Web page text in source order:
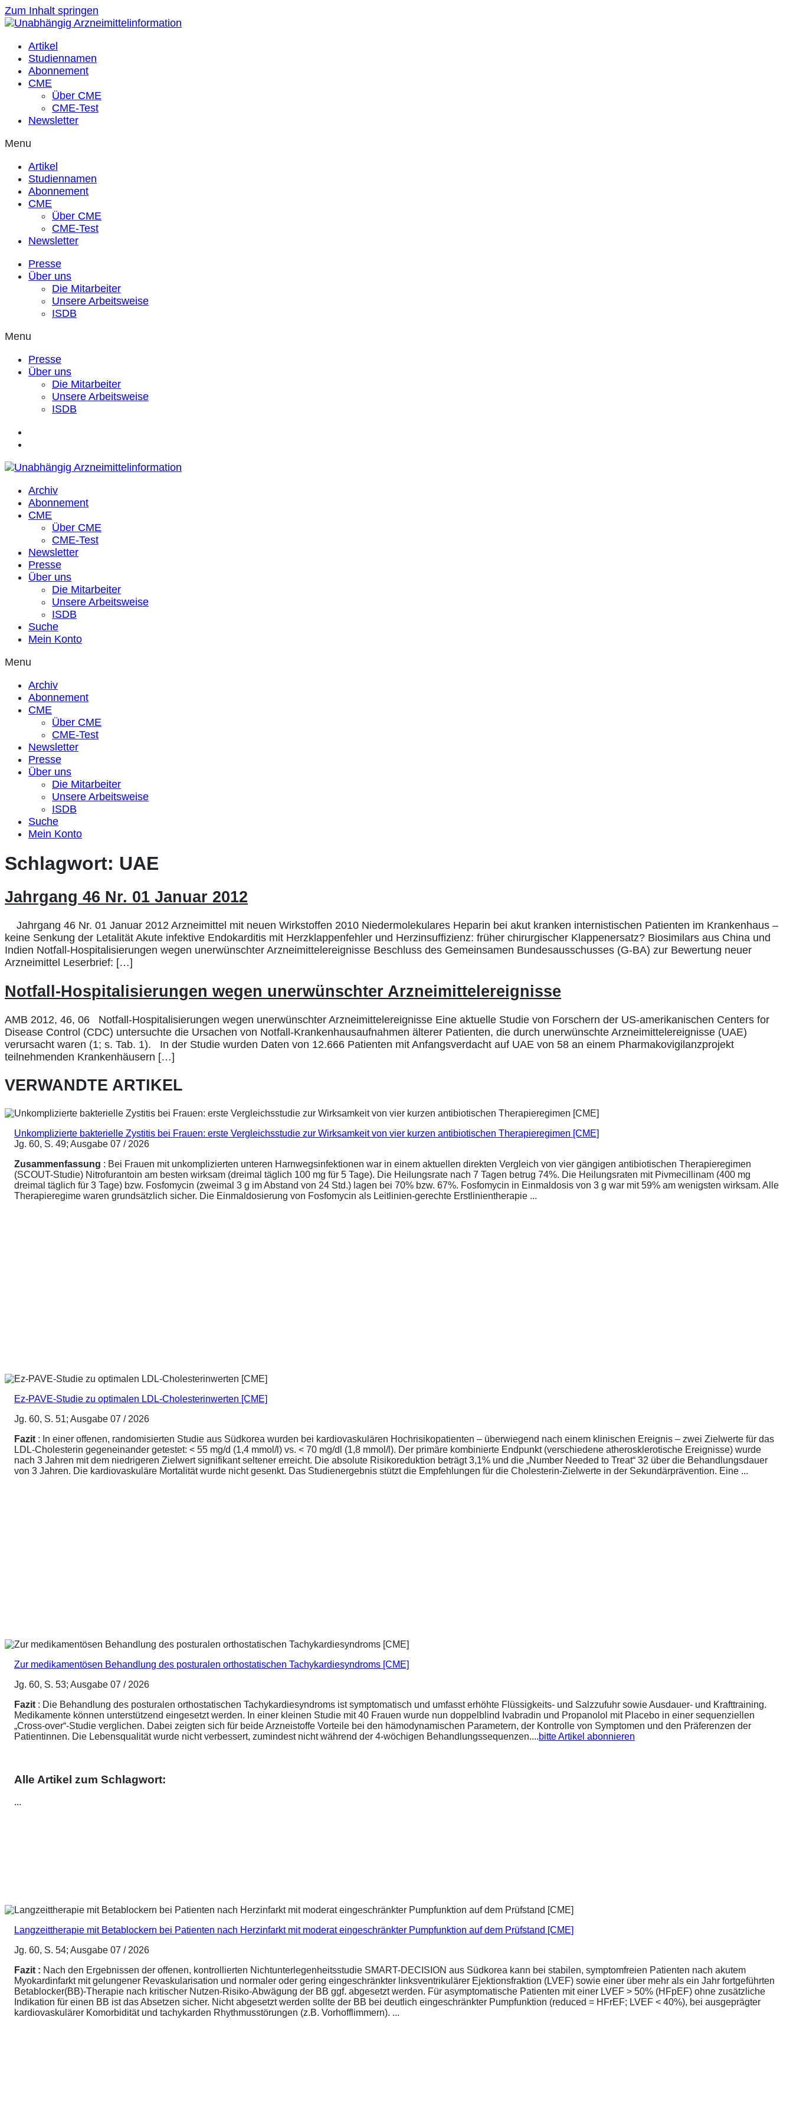
Zum Inhalt springen
Artikel
Studiennamen
Abonnement
CME
Über CME
CME-Test
Newsletter
Menu
Artikel
Studiennamen
Abonnement
CME
Über CME
CME-Test
Newsletter
Presse
Über uns
Die Mitarbeiter
Unsere Arbeitsweise
ISDB
Menu
Presse
Über uns
Die Mitarbeiter
Unsere Arbeitsweise
ISDB
Archiv
Abonnement
CME
Über CME
CME-Test
Newsletter
Presse
Über uns
Die Mitarbeiter
Unsere Arbeitsweise
ISDB
Suche
Mein Konto
Menu
Archiv
Abonnement
CME
Über CME
CME-Test
Newsletter
Presse
Über uns
Die Mitarbeiter
Unsere Arbeitsweise
ISDB
Suche
Mein Konto
Schlagwort: UAE
Jahrgang 46 Nr. 01 Januar 2012
Jahrgang 46 Nr. 01 Januar 2012 Arzneimittel mit neuen Wirkstoffen 2010 Niedermolekulares Heparin bei akut kranken internistischen Patienten im Krankenhaus –
keine Senkung der Letalität Akute infektive Endokarditis mit Herzklappenfehler und Herzinsuffizienz: früher chirurgischer Klappenersatz? Biosimilars aus China und
Indien Notfall-Hospitalisierungen wegen unerwünschter Arzneimittelereignisse Beschluss des Gemeinsamen Bundesausschusses (G-BA) zur Bewertung neuer
Arzneimittel Leserbrief: […]
Notfall-Hospitalisierungen wegen unerwünschter Arzneimittelereignisse
AMB 2012, 46, 06 Notfall-Hospitalisierungen wegen unerwünschter Arzneimittelereignisse Eine aktuelle Studie von Forschern der US-amerikanischen Centers for
Disease Control (CDC) untersuchte die Ursachen von Notfall-Krankenhausaufnahmen älterer Patienten, die durch unerwünschte Arzneimittelereignisse (UAE)
verursacht waren (1; s. Tab. 1). In der Studie wurden Daten von 12.666 Patienten mit Anfangsverdacht auf UAE von 58 an einem Pharmakovigilanzprojekt
teilnehmenden Krankenhäusern […]
VERWANDTE ARTIKEL
Unkomplizierte bakterielle Zystitis bei Frauen: erste Vergleichsstudie zur Wirksamkeit von vier kurzen antibiotischen Therapieregimen [CME]
Jg. 60, S. 49; Ausgabe 07 / 2026
Zusammenfassung : Bei Frauen mit unkomplizierten unteren Harnwegsinfektionen war in einem aktuellen direkten Vergleich von vier gängigen antibiotischen Therapieregimen
(SCOUT-Studie) Nitrofurantoin am besten wirksam (dreimal täglich 100 mg für 5 Tage). Die Heilungsrate nach 7 Tagen betrug 74%. Die Heilungsraten mit Pivmecillinam (400 mg
dreimal täglich für 3 Tage) bzw. Fosfomycin (zweimal 3 g im Abstand von 24 Std.) lagen bei 70% bzw. 67%. Fosfomycin in Einmaldosis von 3 g war mit 59% am wenigsten wirksam. Alle
Therapieregime waren grundsätzlich sicher. Die Einmaldosierung von Fosfomycin als Leitlinien-gerechte Erstlinientherapie ...
Ez-PAVE-Studie zu optimalen LDL-Cholesterinwerten [CME]
Jg. 60, S. 51; Ausgabe 07 / 2026
Fazit : In einer offenen, randomisierten Studie aus Südkorea wurden bei kardiovaskulären Hochrisikopatienten – überwiegend nach einem klinischen Ereignis – zwei Zielwerte für das
LDL-Cholesterin gegeneinander getestet: < 55 mg/d (1,4 mmol/l) vs. < 70 mg/dl (1,8 mmol/l). Der primäre kombinierte Endpunkt (verschiedene atherosklerotische Ereignisse) wurde
nach 3 Jahren mit dem niedrigeren Zielwert signifikant seltener erreicht. Die absolute Risikoreduktion beträgt 3,1% und die „Number Needed to Treat“ 32 über die Behandlungsdauer
von 3 Jahren. Die kardiovaskuläre Mortalität wurde nicht gesenkt. Das Studienergebnis stützt die Empfehlungen für die Cholesterin-Zielwerte in der Sekundärprävention. Eine ...
Zur medikamentösen Behandlung des posturalen orthostatischen Tachykardiesyndroms [CME]
Jg. 60, S. 53; Ausgabe 07 / 2026
Fazit : Die Behandlung des posturalen orthostatischen Tachykardiesyndroms ist symptomatisch und umfasst erhöhte Flüssigkeits- und Salzzufuhr sowie Ausdauer- und Krafttraining.
Medikamente können unterstützend eingesetzt werden. In einer kleinen Studie mit 40 Frauen wurde nun doppelblind Ivabradin und Propanolol mit Placebo in einer sequenziellen
„Cross-over“-Studie verglichen. Dabei zeigten sich für beide Arzneistoffe Vorteile bei den hämodynamischen Parametern, der Kontrolle von Symptomen und den Präferenzen der
Patientinnen. Die Lebensqualität wurde nicht verbessert, zumindest nicht während der 4-wöchigen Behandlungssequenzen....bitte Artikel abonnieren
Alle Artikel zum Schlagwort:
...
Langzeittherapie mit Betablockern bei Patienten nach Herzinfarkt mit moderat eingeschränkter Pumpfunktion auf dem Prüfstand [CME]
Jg. 60, S. 54; Ausgabe 07 / 2026
Fazit : Nach den Ergebnissen der offenen, kontrollierten Nichtunterlegenheitsstudie SMART-DECISION aus Südkorea kann bei stabilen, symptomfreien Patienten nach akutem
Myokardinfarkt mit gelungener Revaskularisation und normaler oder gering eingeschränkter linksventrikulärer Ejektionsfraktion (LVEF) sowie einer über mehr als ein Jahr fortgeführten
Betablocker(BB)-Therapie nach kritischer Nutzen-Risiko-Abwägung der BB ggf. abgesetzt werden. Für asymptomatische Patienten mit einer LVEF > 50% (HFpEF) ohne zusätzliche
Indikation für einen BB ist das Absetzen sicher. Nicht abgesetzt werden sollte der BB bei deutlich eingeschränkter Pumpfunktion (reduced = HFrEF; LVEF < 40%), bei ausgeprägter
kardiovaskulärer Komorbidität und tachykarden Rhythmusstörungen (z.B. Vorhofflimmern). ...